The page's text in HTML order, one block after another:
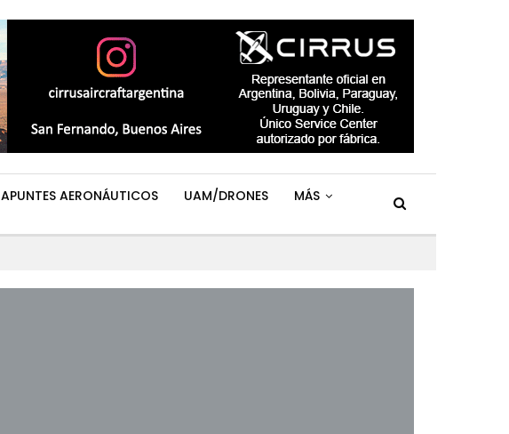
APUNTES AERONÁUTICOS UAM/DRONES MÁS